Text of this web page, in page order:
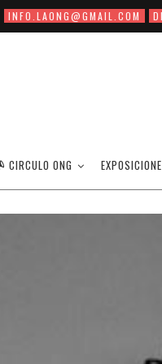
INFO.LAONG@GMAIL.COM
CIRCULO ONG
CAMINATA LOS 7